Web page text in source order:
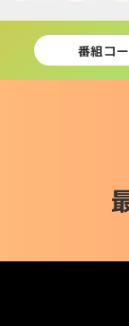
番組コ